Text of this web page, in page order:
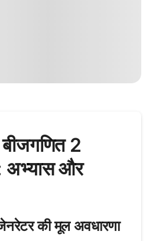
2
अभ्यास और
की मूल अवधारणा